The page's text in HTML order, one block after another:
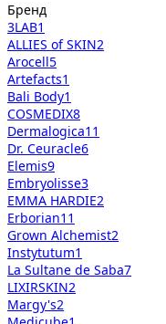
Бренд
3LAB1
ALLIES of SKIN2
Arocell5
Artefacts1
Bali Body1
COSMEDIX8
Dermalogica11
Dr. Ceuracle6
Elemis9
Embryolisse3
EMMA HARDIE2
Erborian11
Grown Alchemist2
Instytutum1
La Sultane de Saba7
LIXIRSKIN2
Margy's2